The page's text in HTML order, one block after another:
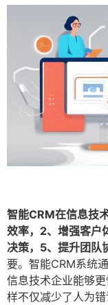
智能CRM在信息技
效率，2、增强客户
决策，5、提升团队
要。智能CRM系统
信息技术企业能够
样不仅减少了人为